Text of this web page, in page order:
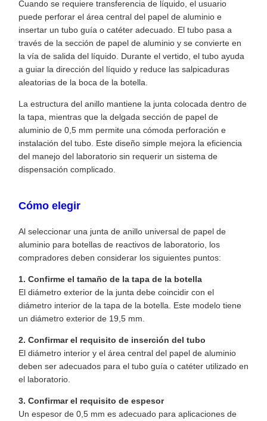
Cuando se requiere transferencia de líquido, el usuario
puede perforar el área central del papel de aluminio e
insertar un tubo guía o catéter adecuado. El tubo pasa a
través de la sección de papel de aluminio y se convierte en
la vía de salida del líquido. Durante el vertido, el tubo ayuda
a guiar la dirección del líquido y reduce las salpicaduras
aleatorias de la boca de la botella.
La estructura del anillo mantiene la junta colocada dentro de
la tapa, mientras que la delgada sección de papel de
aluminio de 0,5 mm permite una cómoda perforación e
instalación del tubo. Este diseño simple mejora la eficiencia
del manejo del laboratorio sin requerir un sistema de
dispensación complicado.
Cómo elegir
Al seleccionar una junta de anillo universal de papel de
aluminio para botellas de reactivos de laboratorio, los
compradores deben considerar los siguientes puntos:
1. Confirme el tamaño de la tapa de la botella
El diámetro exterior de la junta debe coincidir con el
diámetro interior de la tapa de la botella. Este modelo tiene
un diámetro exterior de 19,5 mm.
2. Confirmar el requisito de inserción del tubo
El diámetro interior y el área central del papel de aluminio
deben ser adecuados para el tubo guía o catéter utilizado en
el laboratorio.
3. Confirmar el requisito de espesor
Un espesor de 0,5 mm es adecuado para aplicaciones de